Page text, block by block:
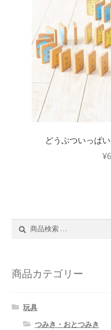
どうぶついっぱ
¥
商品カテゴリー
玩具
つみき・おとつみき